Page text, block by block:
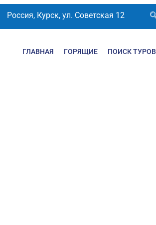
Россия, Курск, ул. Советская 12
ГЛАВНАЯ ГОРЯЩИЕ ПОИСК ТУРОВ